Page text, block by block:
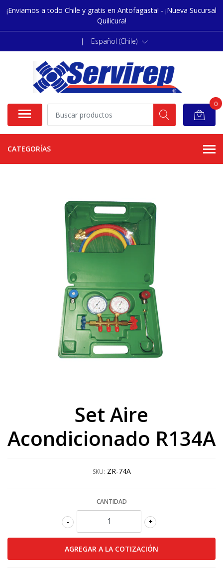
¡Enviamos a todo Chile y gratis en Antofagasta! - ¡Nueva Sucursal
Quilicura!
| Español (Chile)
0
CATEGORÍAS
Set Aire
Acondicionado R134A
SKU: ZR-74A
CANTIDAD
+
-